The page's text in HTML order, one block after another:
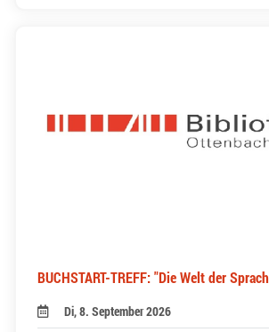
BUCHSTART-TREFF: "Die Welt der
Di, 8. September 2026